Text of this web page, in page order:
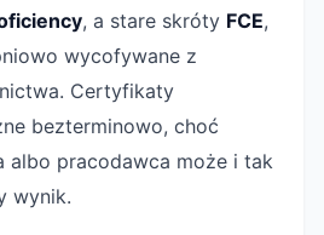
, a stare skróty FCE,
wycofywane z
Certyfikaty
bezterminowo, choć
albo pracodawca może i tak
wynik.